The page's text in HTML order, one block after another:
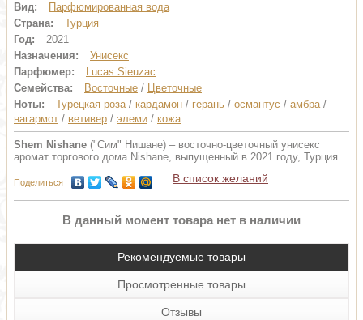
Вид:
Парфюмированная вода
Страна:
Турция
Год:
2021
Назначения:
Унисекс
Парфюмер:
Lucas Sieuzac
Семейства:
Восточные / Цветочные
Ноты:
Турецкая роза/ кардамон / герань / османтус / амбра/
нагармот / ветивер / элеми / кожа
Shem Nishane ("Сим" Нишане) – восточно-цветочный унисекс
аромат торгового дома Nishane, выпущенный в 2021 году, Турция.
Поделиться В список желаний
В данный момент товара нет в наличии
Рекомендуемые товары
Просмотренные товары
Отзывы